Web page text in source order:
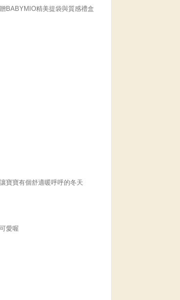
BABYMIO精美提袋與質感禮盒
寶寶有個舒適暖呼呼的冬天
愛喔